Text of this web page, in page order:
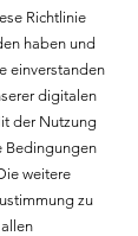
Richtlinie
haben und
einverstanden
digitalen
der Nutzung
Bedingungen
weitere
zu